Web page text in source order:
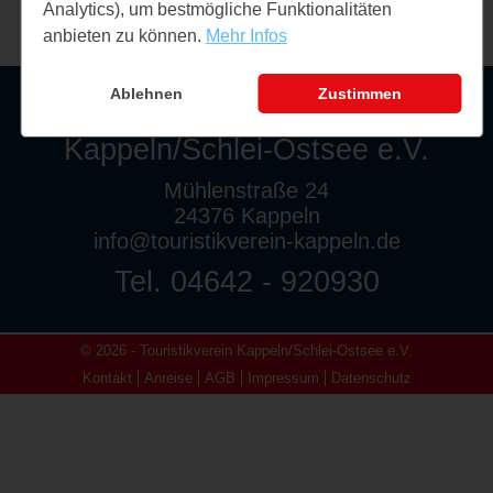
Touristikverein
Kappeln/Schlei-Ostsee e.V.
Mühlenstraße 24
24376 Kappeln
info@touristikverein-kappeln.de
Tel. 04642 - 920930
© 2026 - Touristikverein Kappeln/Schlei-Ostsee e.V.
Kontakt
Anreise AGB Impressum Datenschutz
Analytics), um bestmögliche Funktionalitäten
anbieten zu können. Mehr Infos
Ablehnen Zustimmen